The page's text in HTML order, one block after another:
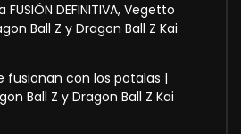
DEFINITIVA, Vegetto
Ball Z y Dragon Ball Z Kai
fusionan con los potalas |
Ball Z y Dragon Ball Z Kai